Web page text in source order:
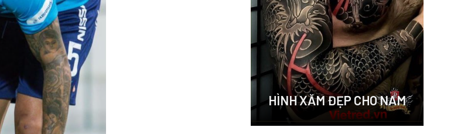
HÌNH XĂM ĐẸP CHO NAM